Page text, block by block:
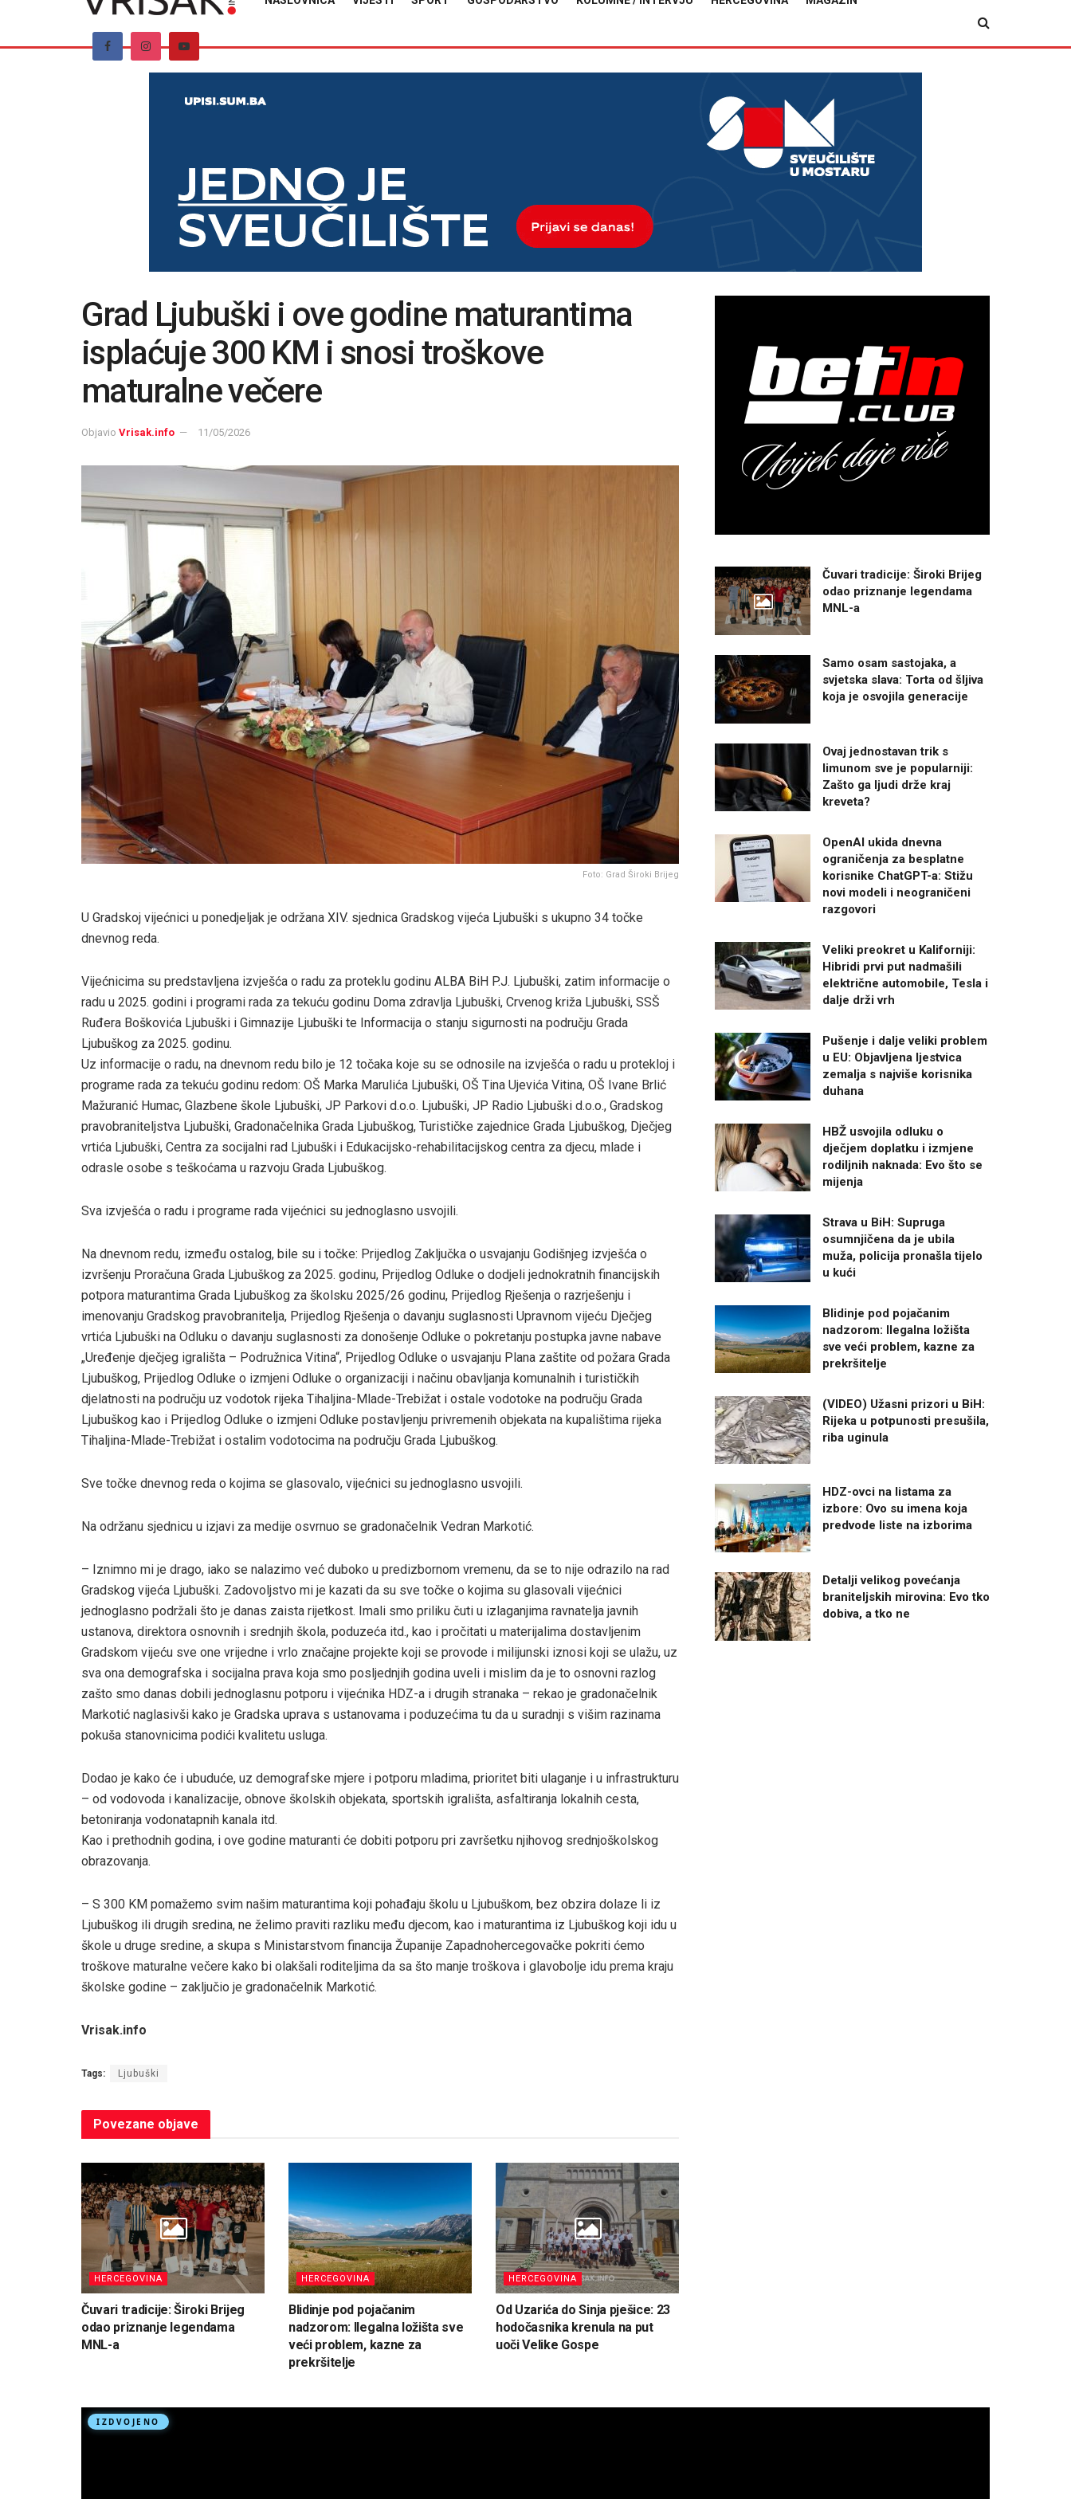
Grad Ljubuški i ove godine maturantima
isplaćuje 300 KM i snosi troškove
maturalne večere
Objavio Vrisak.info 11/05/2026
Foto: Grad Široki Brijeg
U Gradskoj vijećnici u ponedjeljak je održana XIV. sjednica Gradskog vijeća Ljubuški s ukupno 34 točke
dnevnog reda.
Vijećnicima su predstavljena izvješća o radu za proteklu godinu ALBA BiH P.J. Ljubuški, zatim informacije o
radu u 2025. godini i programi rada za tekuću godinu Doma zdravlja Ljubuški, Crvenog križa Ljubuški, SSŠ
Ruđera Boškovića Ljubuški i Gimnazije Ljubuški te Informacija o stanju sigurnosti na području Grada
Ljubuškog za 2025. godinu.
Uz informacije o radu, na dnevnom redu bilo je 12 točaka koje su se odnosile na izvješća o radu u protekloj i
programe rada za tekuću godinu redom: OŠ Marka Marulića Ljubuški, OŠ Tina Ujevića Vitina, OŠ Ivane Brlić
Mažuranić Humac, Glazbene škole Ljubuški, JP Parkovi d.o.o. Ljubuški, JP Radio Ljubuški d.o.o., Gradskog
pravobraniteljstva Ljubuški, Gradonačelnika Grada Ljubuškog, Turističke zajednice Grada Ljubuškog, Dječjeg
vrtića Ljubuški, Centra za socijalni rad Ljubuški i Edukacijsko-rehabilitacijskog centra za djecu, mlade i
odrasle osobe s teškoćama u razvoju Grada Ljubuškog.
Sva izvješća o radu i programe rada vijećnici su jednoglasno usvojili.
Na dnevnom redu, između ostalog, bile su i točke: Prijedlog Zaključka o usvajanju Godišnjeg izvješća o
izvršenju Proračuna Grada Ljubuškog za 2025. godinu, Prijedlog Odluke o dodjeli jednokratnih financijskih
potpora maturantima Grada Ljubuškog za školsku 2025/26 godinu, Prijedlog Rješenja o razrješenju i
imenovanju Gradskog pravobranitelja, Prijedlog Rješenja o davanju suglasnosti Upravnom vijeću Dječjeg
vrtića Ljubuški na Odluku o davanju suglasnosti za donošenje Odluke o pokretanju postupka javne nabave
„Uređenje dječjeg igrališta – Podružnica Vitina“, Prijedlog Odluke o usvajanju Plana zaštite od požara Grada
Ljubuškog, Prijedlog Odluke o izmjeni Odluke o organizaciji i načinu obavljanja komunalnih i turističkih
djelatnosti na području uz vodotok rijeka Tihaljina-Mlade-Trebižat i ostale vodotoke na području Grada
Ljubuškog kao i Prijedlog Odluke o izmjeni Odluke postavljenju privremenih objekata na kupalištima rijeka
Tihaljina-Mlade-Trebižat i ostalim vodotocima na području Grada Ljubuškog.
Sve točke dnevnog reda o kojima se glasovalo, vijećnici su jednoglasno usvojili.
Na održanu sjednicu u izjavi za medije osvrnuo se gradonačelnik Vedran Markotić.
– Iznimno mi je drago, iako se nalazimo već duboko u predizbornom vremenu, da se to nije odrazilo na rad
Gradskog vijeća Ljubuški. Zadovoljstvo mi je kazati da su sve točke o kojima su glasovali vijećnici
jednoglasno podržali što je danas zaista rijetkost. Imali smo priliku čuti u izlaganjima ravnatelja javnih
ustanova, direktora osnovnih i srednjih škola, poduzeća itd., kao i pročitati u materijalima dostavljenim
Gradskom vijeću sve one vrijedne i vrlo značajne projekte koji se provode i milijunski iznosi koji se ulažu, uz
sva ona demografska i socijalna prava koja smo posljednjih godina uveli i mislim da je to osnovni razlog
zašto smo danas dobili jednoglasnu potporu i vijećnika HDZ-a i drugih stranaka – rekao je gradonačelnik
Markotić naglasivši kako je Gradska uprava s ustanovama i poduzećima tu da u suradnji s višim razinama
pokuša stanovnicima podići kvalitetu usluga.
Dodao je kako će i ubuduće, uz demografske mjere i potporu mladima, prioritet biti ulaganje i u infrastrukturu
– od vodovoda i kanalizacije, obnove školskih objekata, sportskih igrališta, asfaltiranja lokalnih cesta,
betoniranja vodonatapnih kanala itd.
Kao i prethodnih godina, i ove godine maturanti će dobiti potporu pri završetku njihovog srednjoškolskog
obrazovanja.
– S 300 KM pomažemo svim našim maturantima koji pohađaju školu u Ljubuškom, bez obzira dolaze li iz
Ljubuškog ili drugih sredina, ne želimo praviti razliku među djecom, kao i maturantima iz Ljubuškog koji idu u
škole u druge sredine, a skupa s Ministarstvom financija Županije Zapadnohercegovačke pokriti ćemo
troškove maturalne večere kako bi olakšali roditeljima da sa što manje troškova i glavobolje idu prema kraju
školske godine – zaključio je gradonačelnik Markotić.
Vrisak.info
Tags: Ljubuški
Povezane objave
HERCEGOVINA
Čuvari tradicije: Široki Brijeg
odao priznanje legendama
MNL-a
HERCEGOVINA
Blidinje pod pojačanim
nadzorom: Ilegalna ložišta sve
veći problem, kazne za
prekršitelje
HERCEGOVINA
Od Uzarića do Sinja pješice: 23
hodočasnika krenula na put
uoči Velike Gospe
Čuvari tradicije: Široki Brijeg
odao priznanje legendama
MNL-a
Samo osam sastojaka, a
svjetska slava: Torta od šljiva
koja je osvojila generacije
Ovaj jednostavan trik s
limunom sve je popularniji:
Zašto ga ljudi drže kraj
kreveta?
OpenAI ukida dnevna
ograničenja za besplatne
korisnike ChatGPT-a: Stižu
novi modeli i neograničeni
razgovori
Veliki preokret u Kaliforniji:
Hibridi prvi put nadmašili
električne automobile, Tesla i
dalje drži vrh
Pušenje i dalje veliki problem
u EU: Objavljena ljestvica
zemalja s najviše korisnika
duhana
HBŽ usvojila odluku o
dječjem doplatku i izmjene
rodiljnih naknada: Evo što se
mijenja
Strava u BiH: Supruga
osumnjičena da je ubila
muža, policija pronašla tijelo
u kući
Blidinje pod pojačanim
nadzorom: Ilegalna ložišta
sve veći problem, kazne za
prekršitelje
(VIDEO) Užasni prizori u BiH:
Rijeka u potpunosti presušila,
riba uginula
HDZ-ovci na listama za
izbore: Ovo su imena koja
predvode liste na izborima
Detalji velikog povećanja
braniteljskih mirovina: Evo tko
dobiva, a tko ne